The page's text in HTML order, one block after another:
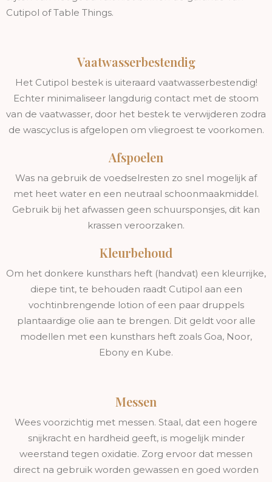
Cutipol of Table Things.
Vaatwasserbestendig
Het Cutipol bestek is uiteraard vaatwasserbestendig!
Echter minimaliseer langdurig contact met de stoom
van de vaatwasser, door het bestek te verwijderen zodra
de wascyclus is afgelopen om vliegroest te voorkomen.
Afspoelen
Was na gebruik de voedselresten zo snel mogelijk af
met heet water en een neutraal schoonmaakmiddel.
Gebruik bij het afwassen geen schuursponsjes, dit kan
krassen veroorzaken.
Kleurbehoud
Om het donkere kunsthars heft (handvat) een kleurrijke,
diepe tint, te behouden raadt Cutipol aan een
vochtinbrengende lotion of een paar druppels
plantaardige olie aan te brengen. Dit geldt voor alle
modellen met een kunsthars heft zoals Goa, Noor,
Ebony en Kube.
Messen
Wees voorzichtig met messen. Staal, dat een hogere
snijkracht en hardheid geeft, is mogelijk minder
weerstand tegen oxidatie. Zorg ervoor dat messen
direct na gebruik worden gewassen en goed worden